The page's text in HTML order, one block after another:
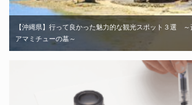
【沖縄県】行って良かった魅力的な観光スポット３選 ～
アマミチューの墓～